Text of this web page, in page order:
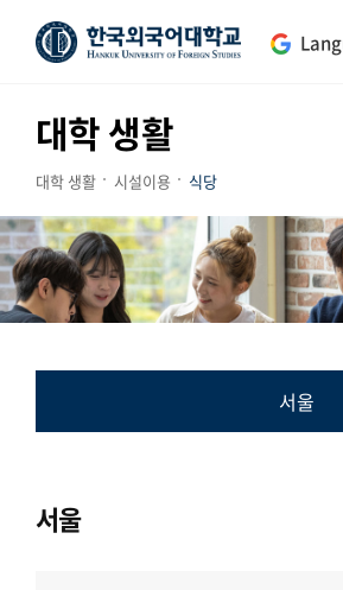
대학 생활
대학 생활 시설이용 식당
서울
서울